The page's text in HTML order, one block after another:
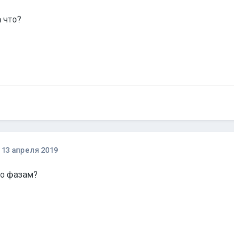
что?
13 апреля 2019
фазам?